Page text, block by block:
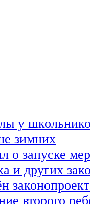
у
зимних
о запуске
и других
второго